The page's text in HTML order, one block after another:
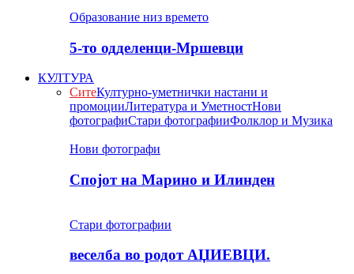
Образование низ времето
5-то одделенци-Мршевци
КУЛТУРА
СитеКултурно-уметнички настани и
промоцииЛитература и УметностНови
фотографиСтари фотографииФолклор и Музика
Нови фотографи
Спојот на Марино и Илинден
Стари фотографии
веселба во родот АЏИЕВЦИ.